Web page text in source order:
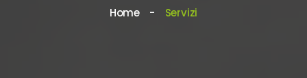
Home Servizi